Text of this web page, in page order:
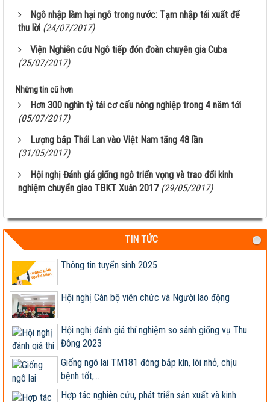
Ngô nhập làm hại ngô trong nước: Tạm nhập tái xuất để
thu lời (24/07/2017)
Viện Nghiên cứu Ngô tiếp đón đoàn chuyên gia Cuba
(25/07/2017)
Những tin cũ hơn
Hơn 300 nghìn tỷ tái cơ cấu nông nghiệp trong 4 năm tới
(05/07/2017)
Lượng bắp Thái Lan vào Việt Nam tăng 48 lần
(31/05/2017)
Hội nghị Đánh giá giống ngô triển vọng và trao đổi kinh
nghiệm chuyển giao TBKT Xuân 2017 (29/05/2017)
TIN TỨC
cũng hay!
HỘI THẢO KHOA HỌC “TỔNG KẾT CÔNG TÁC
NGHIÊN CỨU KHOA HỌC VÀ...
Giúp nông dân sản xuất ngô sinh khối theo tư duy
thị trường
Thông báo tuyển dụng 2022
Sầm Sơn 20026 – Món quà tinh thần ý nghĩa !
Nhiệt liệt chào mừng Ngày Khoa học và Công nghệ
Việt Nam...
Thông tin tuyển sinh 2025
Hội nghị Cán bộ viên chức và Người lao động
Hội nghị đánh giá thí nghiệm so sánh giống vụ Thu
Đông 2023
Giống ngô lai TM181 đóng bắp kín, lõi nhỏ, chịu
bệnh tốt,...
Hợp tác nghiên cứu, phát triển sản xuất và kinh